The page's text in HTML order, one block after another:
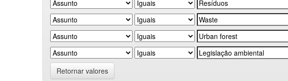
Retornar valores